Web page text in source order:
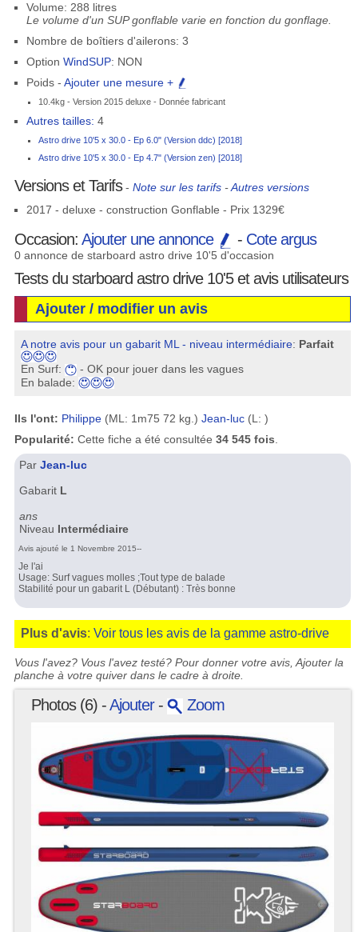
Volume: 288 litres
Le volume d'un SUP gonflable varie en fonction du gonflage.
Nombre de boîtiers d'ailerons: 3
Option WindSUP: NON
Poids - Ajouter une mesure +
10.4kg - Version 2015 deluxe - Donnée fabricant
Autres tailles: 4
Astro drive 10'5 x 30.0 - Ep 6.0" (Version ddc) [2018]
Astro drive 10'5 x 30.0 - Ep 4.7" (Version zen) [2018]
Versions et Tarifs- Note sur les tarifs-Autres versions
2017 - deluxe - construction Gonflable - Prix 1329€
Occasion: Ajouter une annonce - Cote argus
0 annonce de starboard astro drive 10'5 d'occasion
Tests du starboard astro drive 10'5 et avis utilisateurs
Ajouter / modifier un avis
A notre avis pour un gabarit ML - niveau intermédiaire: Parfait
En Surf:
- OK pour jouer dans les vagues
En balade:
Ils l'ont: Philippe(ML: 1m75 72 kg.) Jean-luc(L: )
Popularité: Cette fiche a été consultée 34 545 fois
Par Jean-luc
Gabarit L
ans
Niveau Intermédiaire
Avis ajouté le 1 Novembre 2015--
Je l'ai
Usage: Surf vagues molles ;Tout type de balade
Stabilité pour un gabarit L (Débutant) : Très bonne
Plus d'avis:Voir tous les avis de la gamme astro-drive
Vous l'avez? Vous l'avez testé? Pour donner votre avis, Ajouter la
planche à votre quiver dans le cadre à droite.
Photos (6) -Ajouter- Zoom